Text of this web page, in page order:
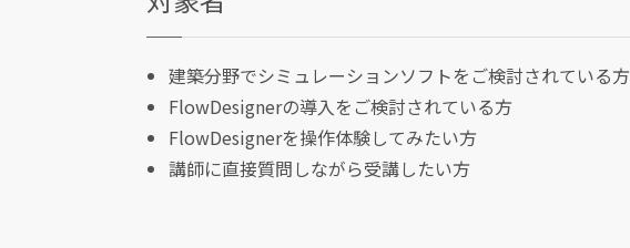
建築分野でシミュレーションソフトをご検討されている方
FlowDesignerの導入をご検討されている方
FlowDesignerを操作体験してみたい方
講師に直接質問しながら受講したい方